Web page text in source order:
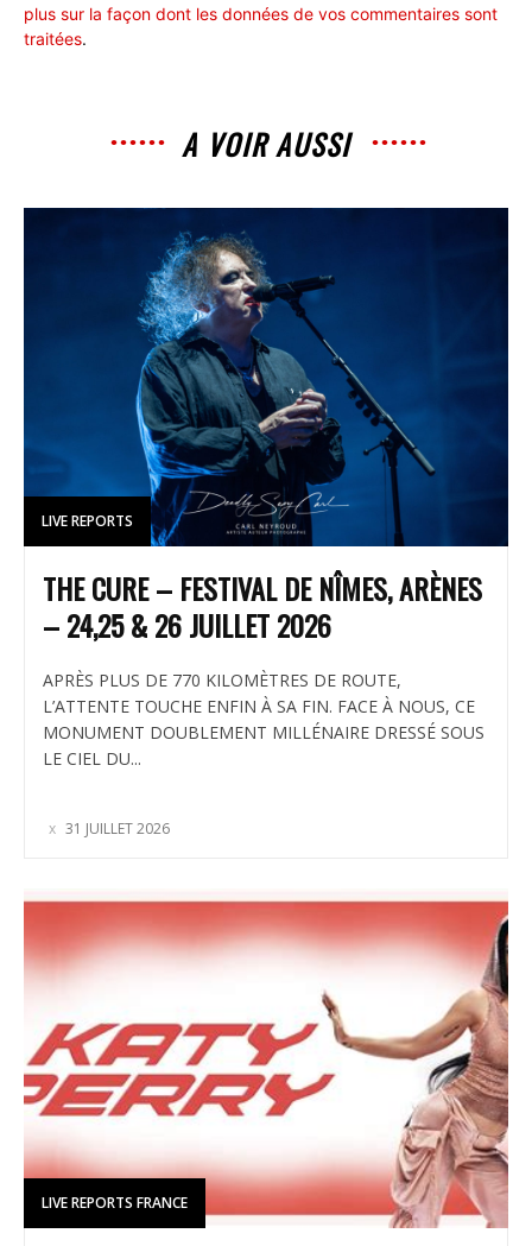
plus sur la façon dont les données de vos commentaires sont
traitées.
A VOIR AUSSI
LIVE REPORTS
THE CURE – FESTIVAL DE NÎMES, ARÈNES
– 24,25 & 26 JUILLET 2026
APRÈS PLUS DE 770 KILOMÈTRES DE ROUTE,
L’ATTENTE TOUCHE ENFIN À SA FIN. FACE À NOUS, CE
MONUMENT DOUBLEMENT MILLÉNAIRE DRESSÉ SOUS
LE CIEL DU...
31 JUILLET 2026
LIVE REPORTS FRANCE